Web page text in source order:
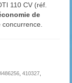
110 CV (réf.
de
concurrence.
410327